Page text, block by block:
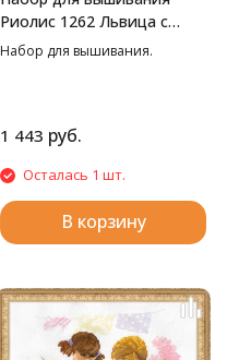
Риолис 1262 Львица с
львенком, 22*38 см
Набор для вышивания.
1 443 руб.
Осталась 1 шт.
В корзину